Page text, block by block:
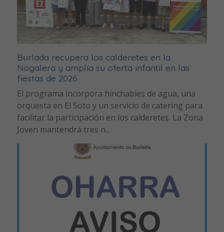
Burlada recupera los calderetes en la
Nogalera y amplía su oferta infantil en las
fiestas de 2026
El programa incorpora hinchables de agua, una
orquesta en El Soto y un servicio de catering para
facilitar la participación en los calderetes. La Zona
Joven mantendrá tres n...